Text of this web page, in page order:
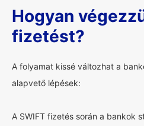
Hogyan
fizetést?
A folyamat kissé változhat a
alapvető lépések:
A SWIFT fizetés során a bankok